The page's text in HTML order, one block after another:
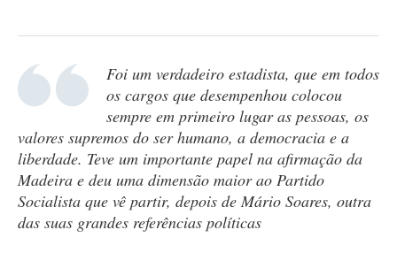
Foi um verdadeiro estadista, que em todos
os cargos que desempenhou colocou
sempre em primeiro lugar as pessoas, os
valores supremos do ser humano, a democracia e a
liberdade. Teve um importante papel na afirmação da
Madeira e deu uma dimensão maior ao Partido
Socialista que vê partir, depois de Mário Soares, outra
das suas grandes referências políticas